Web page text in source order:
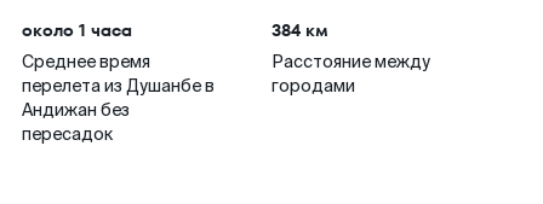
около 1 часа
Среднее время
перелета из Душанбе в
Андижан без
пересадок
384 км
Расстояние между
городами